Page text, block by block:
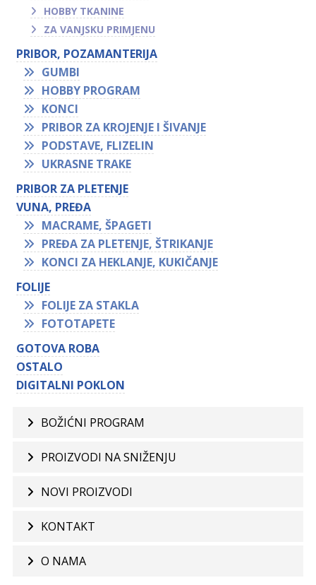
HOBBY TKANINE
ZA VANJSKU PRIMJENU
PRIBOR, POZAMANTERIJA
GUMBI
HOBBY PROGRAM
KONCI
PRIBOR ZA KROJENJE I ŠIVANJE
PODSTAVE, FLIZELIN
UKRASNE TRAKE
PRIBOR ZA PLETENJE
VUNA, PREĐA
MACRAME, ŠPAGETI
PREĐA ZA PLETENJE, ŠTRIKANJE
KONCI ZA HEKLANJE, KUKIČANJE
FOLIJE
FOLIJE ZA STAKLA
FOTOTAPETE
GOTOVA ROBA
OSTALO
DIGITALNI POKLON
BOŽIĆNI PROGRAM
PROIZVODI NA SNIŽENJU
NOVI PROIZVODI
KONTAKT
O NAMA